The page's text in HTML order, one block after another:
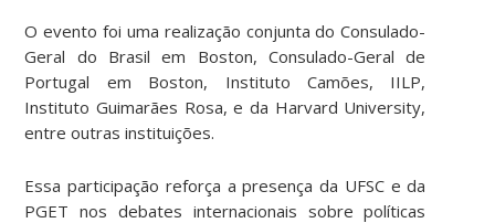
O evento foi uma realização conjunta do Consulado-
Geral do Brasil em Boston, Consulado-Geral de
Portugal em Boston, Instituto Camões, IILP,
Instituto Guimarães Rosa, e da Harvard University,
entre outras instituições.
Essa participação reforça a presença da UFSC e da
PGET nos debates internacionais sobre políticas